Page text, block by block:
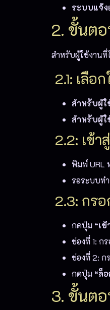
ระบบแจ้ง
2. ขั้นต
สําหรับผู้ใช้งาน
2.1: เลือ
สำหรับผู้ใ
สำหรับผู้ใ
2.2: เข้า
พิมพ์ URL
รอระบบท
2.3: กร
กดปุ่ม “เ
ช่องที่ 1: ก
ช่องที่ 2: ก
กดปุ่ม “ล็
3. ขั้นต